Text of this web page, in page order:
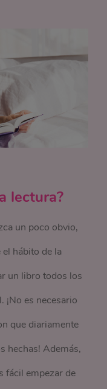
lectura?
un poco obvio,
hábito de la
un libro todos los
¡No es necesario
que diariamente
hechas! Además,
fácil empezar de